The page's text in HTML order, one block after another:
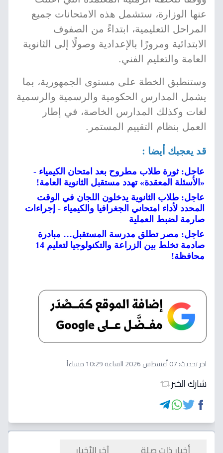
عنها الوزارة، ستشمل هذه الامتحانات جميع
المراحل التعليمية، ابتداءً من الصفوف
الابتدائية ومرورًا بالإعدادية وصولًا إلى الثانوية
العامة والتعليم الفني.
وستنطبق الخطة على مستوى الجمهورية، بما
يشمل المدارس الحكومية والرسمية والرسمية
لغات وكذلك المدارس الخاصة، في إطار
العمل بنظام التقييم المستمر.
قد يعجبك أيضا :
عاجل: ثورة طلاب مطروح بعد امتحان الكيمياء -
«الأسئلة المعقدة» تهدد مستقبل الثانوية العامة!
عاجل: طلاب الثانوية يدخلون اللجان في الوقت
المحدد لأداء امتحاني الجغرافيا والكيمياء - إجراءات
صارمة لضبط العملية
عاجل: مصر تطلق مدرسة المستقبل… مبادرة
صادمة تخلط بين الزراعة والتكنولوجيا لتعليم 14
محافظة!
اخر تحديث:07 أغسطس 2026 الساعة 10:29 مساءاً
شارك الخبر